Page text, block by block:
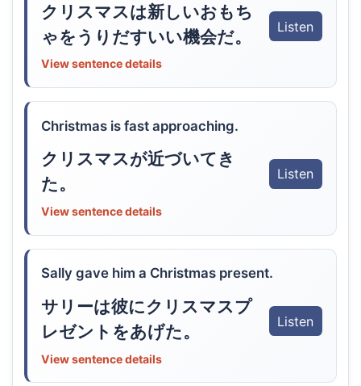
クリスマスは新しいおもち
ゃをうりだすいい機会だ。
Listen
View sentence details
Christmas is fast approaching.
クリスマスが近づいてき
た。
Listen
View sentence details
Sally gave him a Christmas present.
サリーは彼にクリスマスプ
レゼントをあげた。
Listen
View sentence details